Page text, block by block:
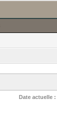
Date actuelle :